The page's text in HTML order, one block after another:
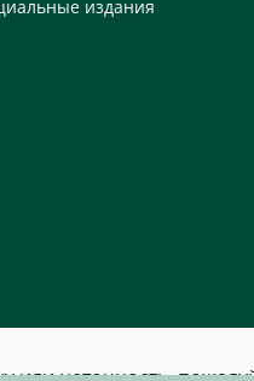
издания